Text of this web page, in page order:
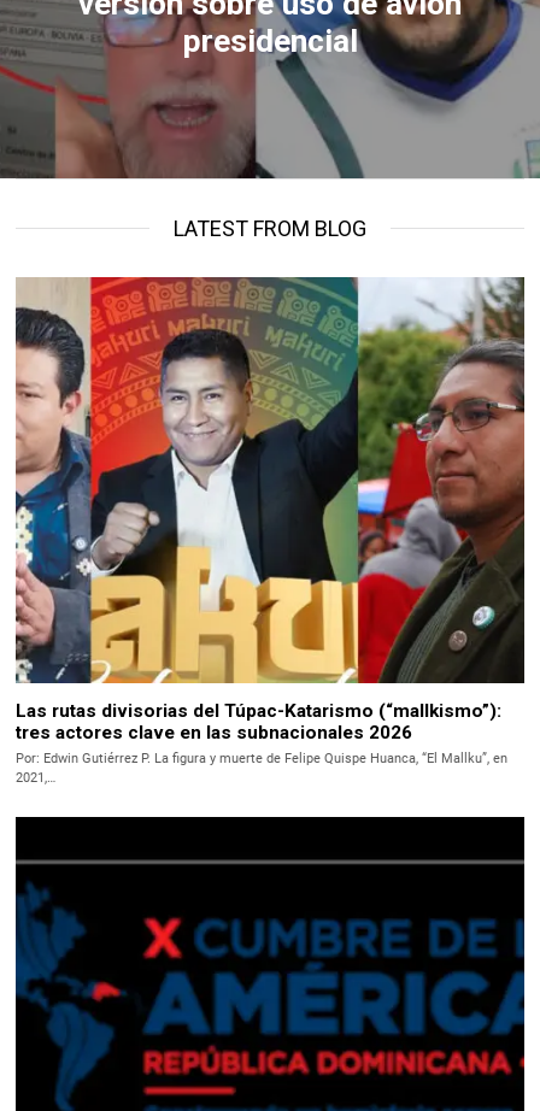
presidencial
LATEST FROM BLOG
Las rutas divisorias del Túpac-Katarismo (“mallkismo”):
tres actores clave en las subnacionales 2026
Por: Edwin Gutiérrez P. La figura y muerte de Felipe Quispe Huanca, “El Mallku”, en
2021,…